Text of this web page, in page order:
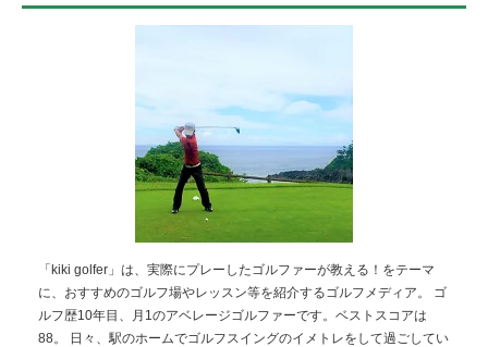
「kiki golfer」は、実際にプレーしたゴルファーが教える！をテーマ
に、おすすめのゴルフ場やレッスン等を紹介するゴルフメディア。 ゴ
ルフ歴10年目、月1のアベレージゴルファーです。ベストスコアは
88。 日々、駅のホームでゴルフスイングのイメトレをして過ごしてい